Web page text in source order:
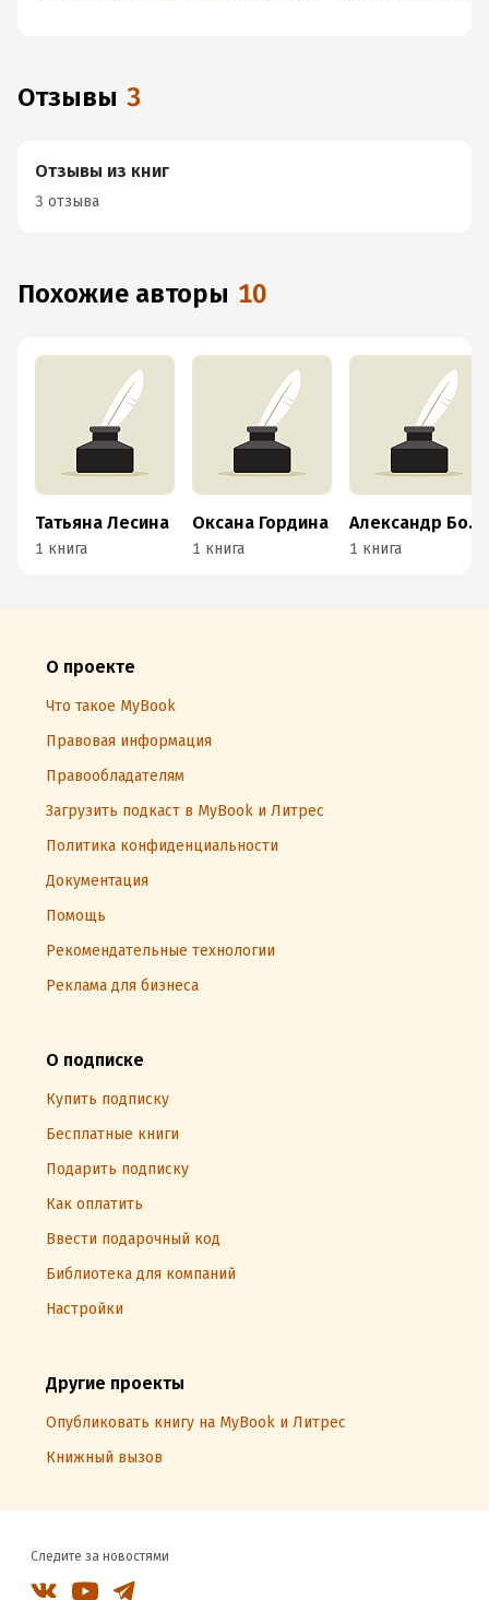
Отзывы 3
Отзывы из книг
3 отзыва
Похожие авторы 10
Татьяна Лесина
1 книга
Оксана Гордина
1 книга
Александр Боратинский
1 книга
О проекте
Что такое MyBook
Правовая информация
Правообладателям
Загрузить подкаст в MyBook и Литрес
Политика конфиденциальности
Документация
Помощь
Рекомендательные технологии
Реклама для бизнеса
О подписке
Купить подписку
Бесплатные книги
Подарить подписку
Как оплатить
Ввести подарочный код
Библиотека для компаний
Настройки
Другие проекты
Опубликовать книгу на MyBook и Литрес
Книжный вызов
Следите за новостями